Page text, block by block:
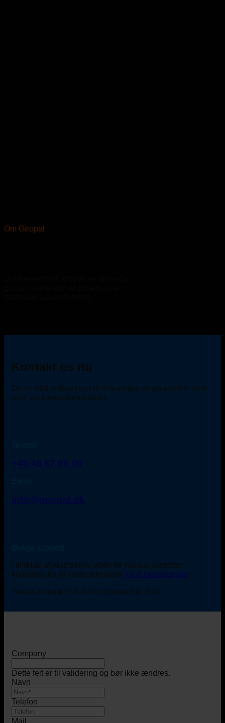
Om Geopal
Kontakt os nu
Du er altid velkommen til at kontakte os på telefon, mail
eller via kontaktformularen.
I tilfælde af akut behov uden for normal kontortid*
kontaktes én af vores teknikere:
*Mandag-fredag kl. 8:00-16:00 (dog fredag til kl. 15:00).
Company
Dette felt er til validering og bør ikke ændres.
Navn
Telefon
Mail